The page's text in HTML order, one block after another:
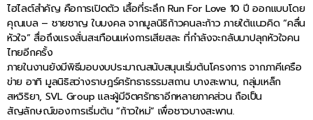
ไฮไลต์สำคัญ คือการเปิดตัว เสื้อที่ระลึก Run For Love 10 ปี ออกแบบโดย
คุณเบล – ชายชาญ ใบมงคล จากมูลนิธิก้าวคนละก้าว ภายใต้แนวคิด “คลื่น
หัวใจ” สื่อถึงแรงสั่นสะเทือนแห่งการเสียสละ ที่กำลังจะกลับมาปลุกหัวใจคน
ไทยอีกครั้ง
ภายในงานยังมีพิธีมอบงบประมาณสนับสนุนเริ่มต้นโครงการ จากภาคีเครือ
ข่าย อาทิ มูลนิธิสว่างราษฎร์ศรัทธาธรรมสถาน บางสะพาน, กลุ่มเหล็ก
สหวิริยา, SVL Group และผู้มีจิตศรัทธาอีกหลายภาคส่วน ถือเป็น
สัญลักษณ์ของการเริ่มต้น “ก้าวใหม่” เพื่อชาวบางสะพาน.